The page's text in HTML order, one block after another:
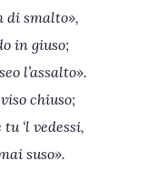
di smalto»,
in giuso;
l’assalto».
chiuso;
‘l vedessi,
suso».